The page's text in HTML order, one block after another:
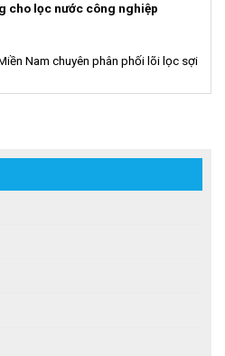
cho lọc nước công nghiệp
Nam chuyên phân phối lõi lọc sợi